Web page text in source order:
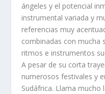
ángeles y el potencial
instrumental variada y
referencias muy
combinadas con mucha
ritmos e instrumentos
A pesar de su corta
numerosos festivales y
Sudáfrica. Llama mucho